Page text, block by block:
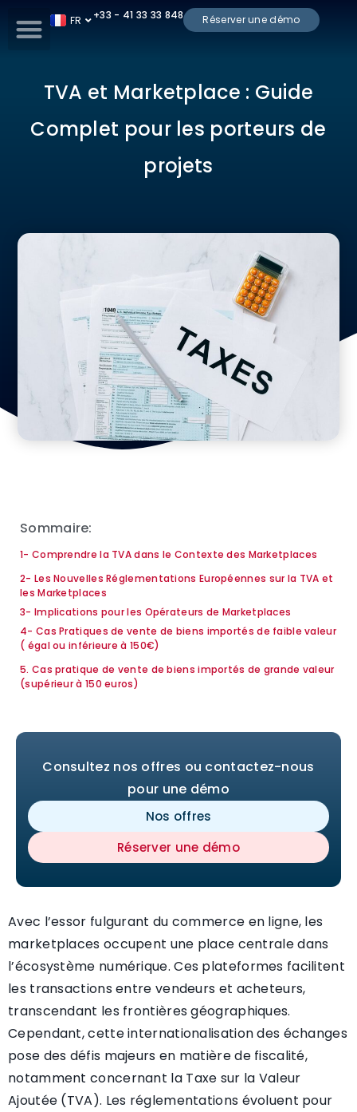
FR
ES
+33 - 41 33 33 848 Réserver une démo
TVA et Marketplace : Guide
Complet pour les porteurs de
projets
Sommaire:
1- Comprendre la TVA dans le Contexte des Marketplaces
2- Les Nouvelles Réglementations Européennes sur la TVA et
les Marketplaces
3- Implications pour les Opérateurs de Marketplaces
4- Cas Pratiques de vente de biens importés de faible valeur
( égal ou inférieure à 150€)
5. Cas pratique de vente de biens importés de grande valeur
(supérieur à 150 euros)
Consultez nos offres ou contactez-nous
pour une démo
Nos offres
Réserver une démo
Avec l’essor fulgurant du commerce en ligne, les
marketplaces occupent une place centrale dans
l’écosystème numérique. Ces plateformes facilitent
les transactions entre vendeurs et acheteurs,
transcendant les frontières géographiques.
Cependant, cette internationalisation des échanges
pose des défis majeurs en matière de fiscalité,
notamment concernant la Taxe sur la Valeur
Ajoutée (TVA). Les réglementations évoluent pour